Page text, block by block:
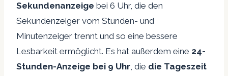
Sekundenanzeige bei 6 Uhr, die den
Sekundenzeiger vom Stunden- und
Minutenzeiger trennt und so eine bessere
Lesbarkeit ermöglicht. Es hat außerdem eine 24-
Stunden-Anzeige bei 9 Uhr, die die Tageszeit